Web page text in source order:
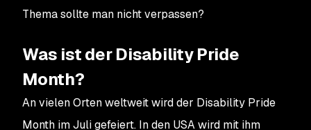
Thema sollte man nicht verpassen?
Was ist der Disability Pride
Month?
An vielen Orten weltweit wird der Disability Pride
Month im Juli gefeiert. In den USA wird mit ihm